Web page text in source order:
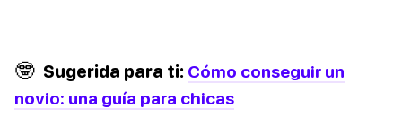
🤓 Sugerida para ti: Cómo conseguir un
novio: una guía para chicas